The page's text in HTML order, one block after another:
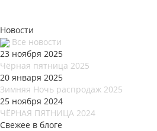
Новости
Все новости
23 ноября 2025
Чёрная пятница 2025
20 января 2025
Зимняя Ночь распродаж 2025
25 ноября 2024
ЧЁРНАЯ ПЯТНИЦА 2024
Свежее в блоге